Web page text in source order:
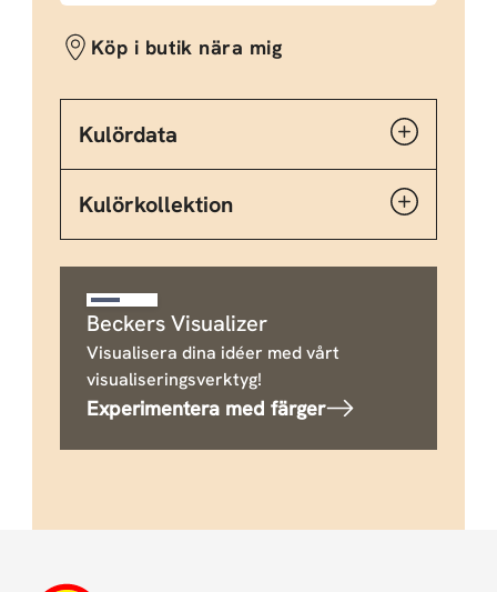
Köp i butik nära mig
Kulördata
Kulörkollektion
Beckers Visualizer
Visualisera dina idéer med vårt
visualiseringsverktyg!
Experimentera med färger